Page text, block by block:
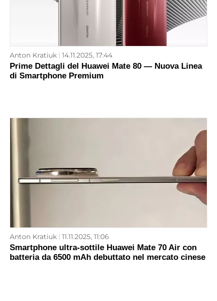
Anton Kratiuk 14.11.2025, 17:44
Prime Dettagli del Huawei Mate 80 — Nuova Linea
di Smartphone Premium
Anton Kratiuk 11.11.2025, 11:06
Smartphone ultra-sottile Huawei Mate 70 Air con
batteria da 6500 mAh debuttato nel mercato cinese